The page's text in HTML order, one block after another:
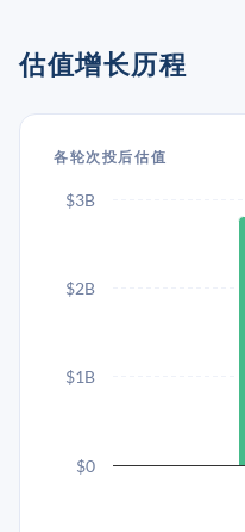
估值增长历程
各轮次投后估值
$0
$1B
$2B
$3B